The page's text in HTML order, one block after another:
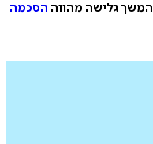
המשך גלישה מהווה הסכמה